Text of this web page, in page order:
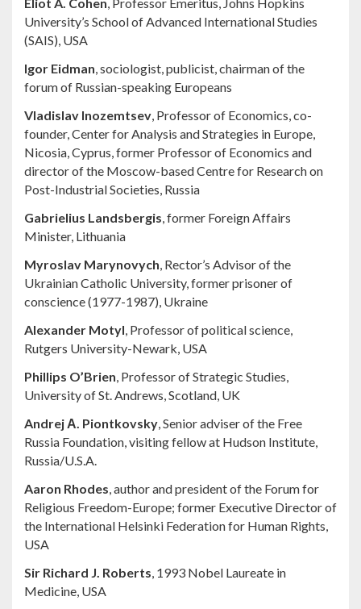
Eliot A. Cohen, Professor Emeritus, Johns Hopkins
University’s School of Advanced International Studies
(SAIS), USA
Igor Eidman, sociologist, publicist, chairman of the
forum of Russian-speaking Europeans
Vladislav Inozemtsev, Professor of Economics, co-
founder, Center for Analysis and Strategies in Europe,
Nicosia, Cyprus, former Professor of Economics and
director of the Moscow-based Centre for Research on
Post-Industrial Societies, Russia
Gabrielius Landsbergis, former Foreign Affairs
Minister, Lithuania
Myroslav Marynovych, Rector’s Advisor of the
Ukrainian Catholic University, former prisoner of
conscience (1977-1987), Ukraine
Alexander Motyl, Professor of political science,
Rutgers University-Newark, USA
Phillips O’Brien, Professor of Strategic Studies,
University of St. Andrews, Scotland, UK
Andrej А. Piontkovsky, Senior adviser of the Free
Russia Foundation, visiting fellow at Hudson Institute,
Russia/U.S.A.
Aaron Rhodes, author and president of the Forum for
Religious Freedom-Europe; former Executive Director of
the International Helsinki Federation for Human Rights,
USA
Sir Richard J. Roberts, 1993 Nobel Laureate in
Medicine, USA